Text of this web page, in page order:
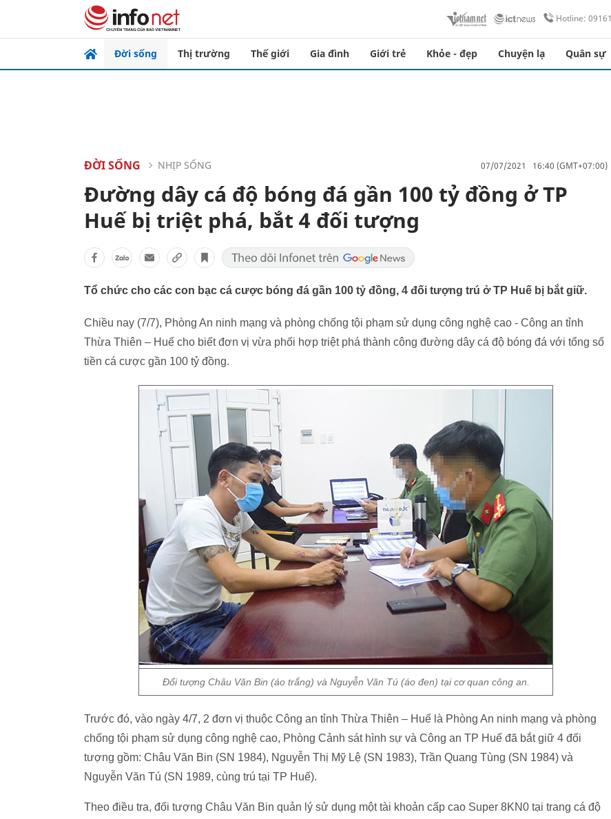
Hotline:
Đời sống Thị trường Thế giới Gia đình Giới trẻ Khỏe - đẹp Chuyện lạ Quân sự
ĐỜI SỐNG NHỊP SỐNG 07/07/2021 16:40 (GMT+07:00)
Đường dây cá độ bóng đá gần 100 tỷ đồng ở TP
Huế bị triệt phá, bắt 4 đối tượng
Tổ chức cho các con bạc cá cược bóng đá gần 100 tỷ đồng, 4 đối tượng trú ở TP Huế bị bắt giữ.
Chiều nay (7/7), Phòng An ninh mạng và phòng chống tội phạm sử dụng công nghệ cao - Công an tỉnh
Thừa Thiên – Huế cho biết đơn vị vừa phối hợp triệt phá thành công đường dây cá độ bóng đá với tổng số
tiền cá cược gần 100 tỷ đồng.
Đối tượng Châu Văn Bin (áo trắng) và Nguyễn Văn Tú (áo đen) tại cơ quan công an.
Trước đó, vào ngày 4/7, 2 đơn vị thuộc Công an tỉnh Thừa Thiên – Huế là Phòng An ninh mạng và phòng
chống tội phạm sử dụng công nghệ cao, Phòng Cảnh sát hình sự và Công an TP Huế đã bắt giữ 4 đối
tượng gồm: Châu Văn Bin (SN 1984), Nguyễn Thị Mỹ Lệ (SN 1983), Trần Quang Tùng (SN 1984) và
Nguyễn Văn Tú (SN 1989, cùng trú tại TP Huế).
Theo điều tra, đối tượng Châu Văn Bin quản lý sử dụng một tài khoản cấp cao Super 8KN0 tại trang cá độ